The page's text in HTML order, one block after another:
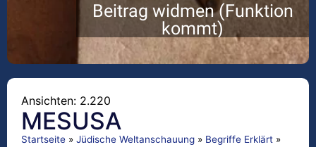
Beitrag widmen (Funktion
kommt)
Ansichten: 2.220
MESUSA
Startseite » Jüdische Weltanschauung » Begriffe Erklärt »